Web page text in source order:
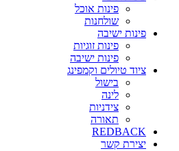
פינות אוכל
שולחנות
פינות ישיבה
פינות זוגיות
פינות ישיבה
ציוד טיולים וקמפינג
בישול
לינה
צידניות
תאורה
REDBACK
יצירת קשר